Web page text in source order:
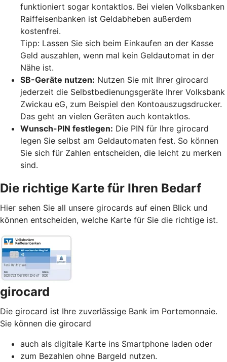
funktioniert sogar kontaktlos. Bei vielen Volksbanken
Raiffeisenbanken ist Geldabheben außerdem
kostenfrei.
Tipp: Lassen Sie sich beim Einkaufen an der Kasse
Geld auszahlen, wenn mal kein Geldautomat in der
Nähe ist.
SB-Geräte nutzen: Nutzen Sie mit Ihrer girocard
jederzeit die Selbstbedienungsgeräte Ihrer Volksbank
Zwickau eG, zum Beispiel den Kontoauszugsdrucker.
Das geht an vielen Geräten auch kontaktlos.
Wunsch-PIN festlegen: Die PIN für Ihre girocard
legen Sie selbst am Geldautomaten fest. So können
Sie sich für Zahlen entscheiden, die leicht zu merken
sind.
Die richtige Karte für Ihren Bedarf
Hier sehen Sie all unsere girocards auf einen Blick und
können entscheiden, welche Karte für Sie die richtige ist.
girocard
Die girocard ist Ihre zuverlässige Bank im Portemonnaie.
Sie können die girocard
auch als digitale Karte ins Smartphone laden oder
zum Bezahlen ohne Bargeld nutzen.